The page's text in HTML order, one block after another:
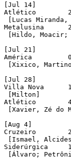
[Jul 14]
Atlético  	2-0  Villa Nova
[Lucas Miranda,
Metalusina  	2-1  América
[Hildo,
[Jul 21]
América  	0-2  Sete de Setembro
[Xixico,
[Jul 28]
Villa Nova	1-0  América
[Milton]
Atlético  	4-0  Metalusina
[Xavier, Zé do
[Aug 4]
Cruzeiro  	2-2  Atlético
[Ismael,
Siderúrgica	1-3  Villa Nova
[Álvaro;